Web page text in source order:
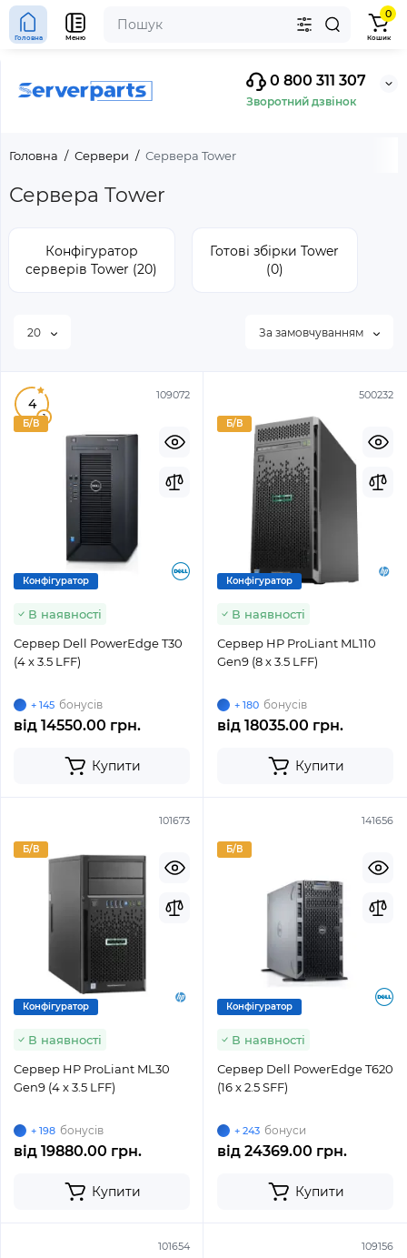
0 800 311 307
Зворотний дзвінок
Головна Меню
0
Кошик
Головна Сервери Сервера Tower
Сервера Tower
Конфігуратор
серверів Tower (20)
Готові збірки Tower
(0)
20 За замовчуванням
109072
Б/В
Конфігуратор
4
1
В наявності
Сервер Dell PowerEdge T30
(4 x 3.5 LFF)
+ 145 бонусів
від 14550.00 грн.
Купити
500232
Б/В
Конфігуратор
В наявності
Сервер HP ProLiant ML110
Gen9 (8 x 3.5 LFF)
+ 180 бонусів
від 18035.00 грн.
Купити
101673
Б/В
Конфігуратор
В наявності
Сервер HP ProLiant ML30
Gen9 (4 x 3.5 LFF)
+ 198 бонусів
від 19880.00 грн.
Купити
141656
Б/В
Конфігуратор
В наявності
Сервер Dell PowerEdge T620
(16 x 2.5 SFF)
+ 243 бонуси
від 24369.00 грн.
Купити
101654 109156